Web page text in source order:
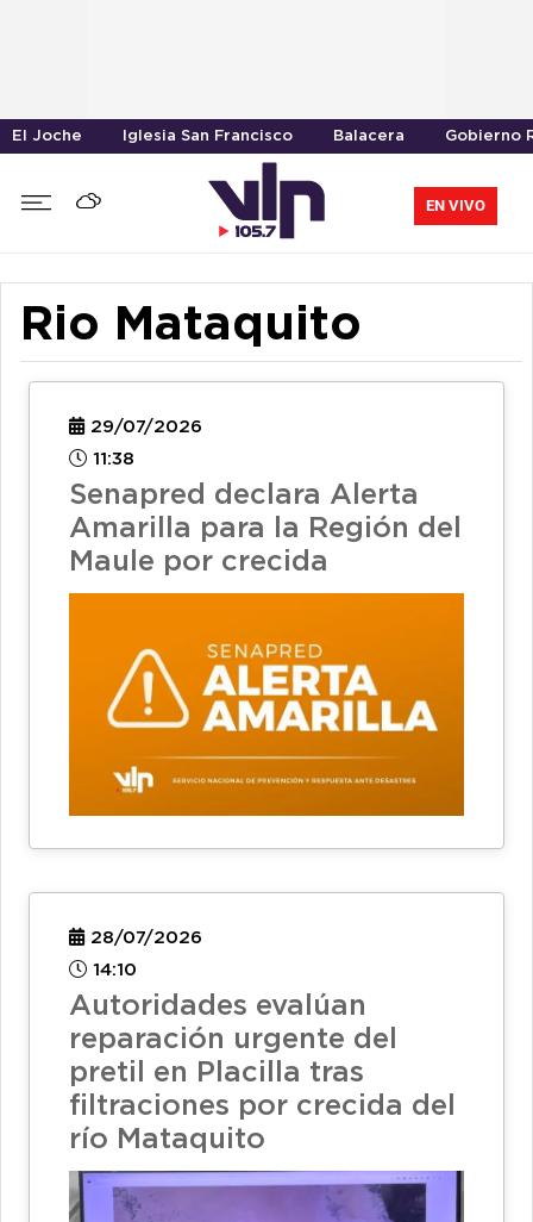
El Joche Iglesia San Francisco Balacera Gobierno
EN VIVO
Rio Mataquito
29/07/2026
11:38
Senapred declara Alerta
Amarilla para la Región del
Maule por crecida
28/07/2026
14:10
Autoridades evalúan
reparación urgente del
pretil en Placilla tras
filtraciones por crecida del
río Mataquito